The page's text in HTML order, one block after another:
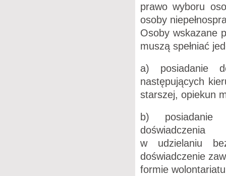
prawo wyboru
osoby
Osoby wskazane
muszą spełniać
a) posiadanie
następujących
starszej, opiekun
b) posiadanie
doświadczenia
w udzielaniu
doświadczenie
formie